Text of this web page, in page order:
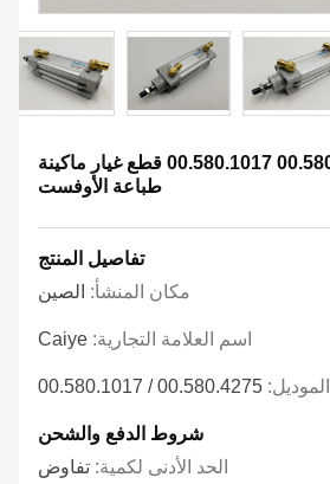
اسطوانة 00.580.4275 00.580.1017 قطع غيار ماكينة
طباعة الأوفست
تفاصيل المنتج
مكان المنشأ: الصين
اسم العلامة التجارية: Caiye
00.580.4275 / 00.580.1017
شروط الدفع والشحن
الحد الأدنى لكمية: تفاوض